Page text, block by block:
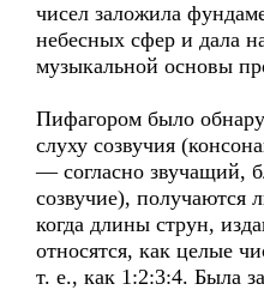
чисел заложила
небесных сфер и дала
музыкальной основы
Пифагором было
слуху созвучия
— согласно звучащий,
созвучие), получаются
когда длины струн,
относятся, как целые
т. е., как 1:2:3:4. Была